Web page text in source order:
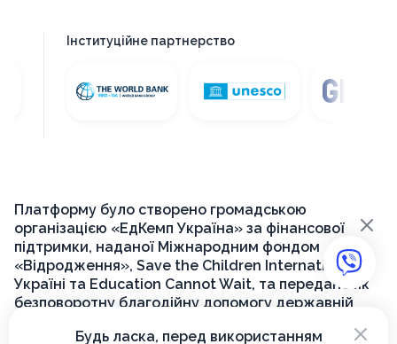
Інституційне партнерство
Платформу було створено громадською
організацією «ЕдКемп Україна» за фінансової
підтримки, наданої Міжнародним фондом
«Відродження», Save the Children International в
Україні та Education Cannot Wait, та передано як
безповоротну благодійну допомогу державній
для її подальшого функціонування на державному
×
Будь ласка, перед використанням ×